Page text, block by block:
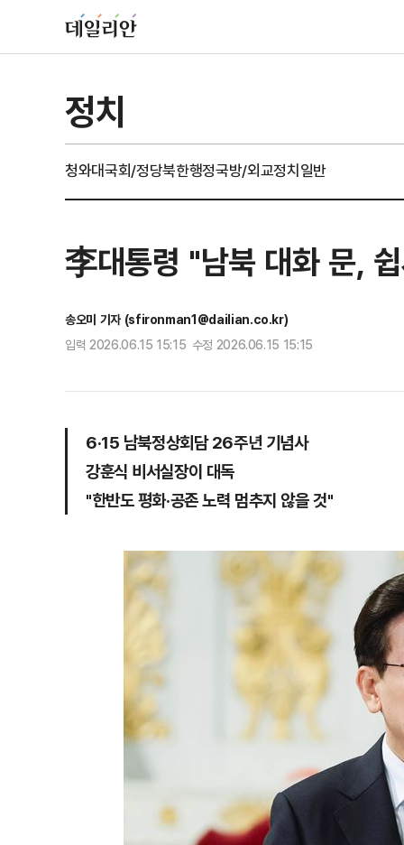
정치
청와대국회/정당북한행정국방/외교정치일반
李대통령 "남북 대화 문,
송오미 기자 (sfironman1@dailian.co.kr)
입력 2026.06.15 15:15 수정 2026.06.15 15:15
6·15 남북정상회담 26주년 기념사
강훈식 비서실장이 대독
"한반도 평화·공존 노력 멈추지 않을 것"